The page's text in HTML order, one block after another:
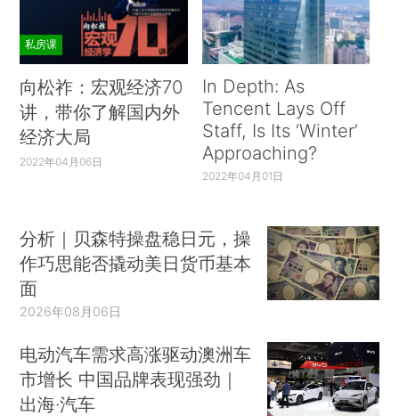
私房课
向松祚：宏观经济70
讲，带你了解国内外
经济大局
2022年04月06日
In Depth: As
Tencent Lays Off
Staff, Is Its ‘Winter’
Approaching?
2022年04月01日
分析｜贝森特操盘稳日元，操
作巧思能否撬动美日货币基本
面
2026年08月06日
电动汽车需求高涨驱动澳洲车
市增长 中国品牌表现强劲｜
出海·汽车